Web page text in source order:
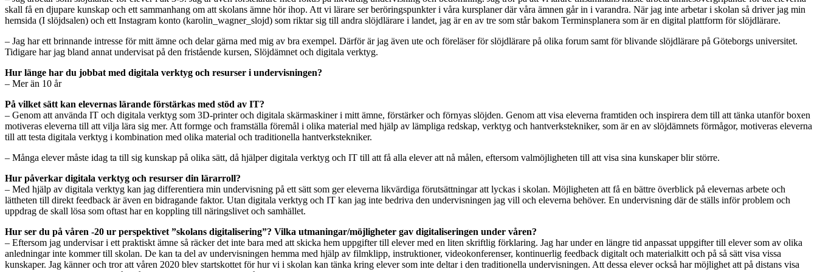
skall få en djupare kunskap och ett sammanhang om att skolans ämne hör ihop. Att vi lärare ser beröringspunkter i våra kursplaner där våra ämnen går in i varandra. När jag inte arbetar i skolan så driver jag min
hemsida (I slöjdsalen) och ett Instagram konto (karolin_wagner_slojd) som riktar sig till andra slöjdlärare i landet, jag är en av tre som står bakom Terminsplanera som är en digital plattform för slöjdlärare.
– Jag har ett brinnande intresse för mitt ämne och delar gärna med mig av bra exempel. Därför är jag även ute och föreläser för slöjdlärare på olika forum samt för blivande slöjdlärare på Göteborgs universitet.
Tidigare har jag bland annat undervisat på den fristående kursen, Slöjdämnet och digitala verktyg.
Hur länge har du jobbat med digitala verktyg och resurser i undervisningen?
– Mer än 10 år
På vilket sätt kan elevernas lärande förstärkas med stöd av IT?
– Genom att använda IT och digitala verktyg som 3D-printer och digitala skärmaskiner i mitt ämne, förstärker och förnyas slöjden. Genom att visa eleverna framtiden och inspirera dem till att tänka utanför boxen
motiveras eleverna till att vilja lära sig mer. Att formge och framställa föremål i olika material med hjälp av lämpliga redskap, verktyg och hantverkstekniker, som är en av slöjdämnets förmågor, motiveras eleverna
till att testa digitala verktyg i kombination med olika material och traditionella hantverkstekniker.
– Många elever måste idag ta till sig kunskap på olika sätt, då hjälper digitala verktyg och IT till att få alla elever att nå målen, eftersom valmöjligheten till att visa sina kunskaper blir större.
Hur påverkar digitala verktyg och resurser din lärarroll?
– Med hjälp av digitala verktyg kan jag differentiera min undervisning på ett sätt som ger eleverna likvärdiga förutsättningar att lyckas i skolan. Möjligheten att få en bättre överblick på elevernas arbete och
lättheten till direkt feedback är även en bidragande faktor. Utan digitala verktyg och IT kan jag inte bedriva den undervisningen jag vill och eleverna behöver. En undervisning där de ställs inför problem och
uppdrag de skall lösa som oftast har en koppling till näringslivet och samhället.
Hur ser du på våren -20 ur perspektivet ”skolans digitalisering”? Vilka utmaningar/möjligheter gav digitaliseringen under våren?
– Eftersom jag undervisar i ett praktiskt ämne så räcker det inte bara med att skicka hem uppgifter till elever med en liten skriftlig förklaring. Jag har under en längre tid anpassat uppgifter till elever som av olika
anledningar inte kommer till skolan. De kan ta del av undervisningen hemma med hjälp av filmklipp, instruktioner, videokonferenser, kontinuerlig feedback digitalt och materialkitt och på så sätt visa vissa
kunskaper. Jag känner och tror att våren 2020 blev startskottet för hur vi i skolan kan tänka kring elever som inte deltar i den traditionella undervisningen. Att dessa elever också har möjlighet att på distans visa